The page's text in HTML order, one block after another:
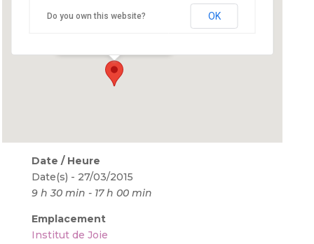
Do you own this website? OK
Date / Heure
Date(s) - 27/03/2015
9 h 30 min - 17 h 00 min
Emplacement
Institut de Joie